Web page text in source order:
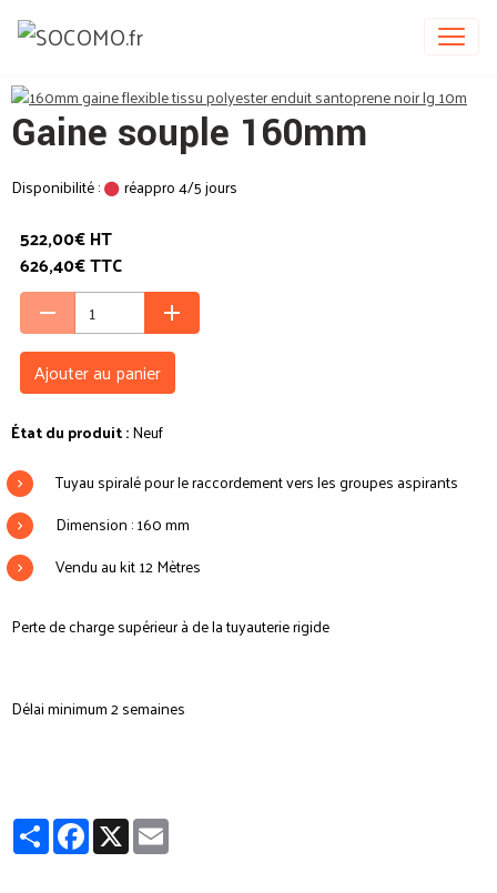
Gaine souple 160mm
Disponibilité : réappro 4/5 jours
522,00€ HT
626,40€ TTC
Ajouter au panier
État du produit :Neuf
Tuyau spiralé pour le raccordement vers les groupes aspirants
Dimension : 160 mm
Vendu au kit 12 Mètres
Perte de charge supérieur à de la tuyauterie rigide
Délai minimum 2 semaines
PartagerFacebook
X